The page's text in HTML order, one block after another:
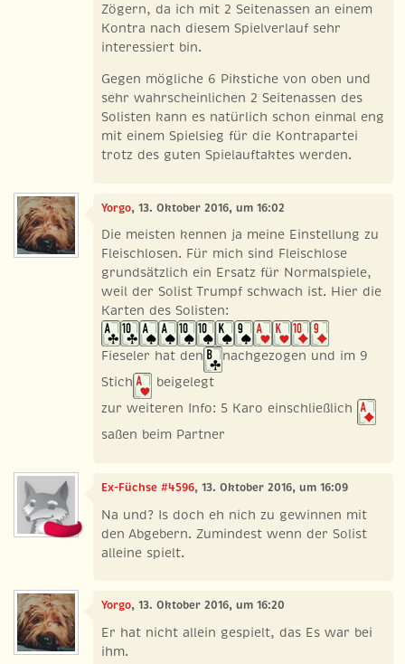
Zögern, da ich mit 2 Seitenassen an einem
Kontra nach diesem Spielverlauf sehr
interessiert bin.
Gegen mögliche 6 Pikstiche von oben und
sehr wahrscheinlichen 2 Seitenassen des
Solisten kann es natürlich schon einmal eng
mit einem Spielsieg für die Kontrapartei
trotz des guten Spielauftaktes werden.
Yorgo, 13. Oktober 2016, um 16:02
Die meisten kennen ja meine Einstellung zu
Fleischlosen. Für mich sind Fleischlose
grundsätzlich ein Ersatz für Normalspiele,
weil der Solist Trumpf schwach ist. Hier die
Karten des Solisten:
Fieseler hat den
nachgezogen und im 9
Stich
beigelegt
zur weiteren Info: 5 Karo einschließlich
saßen beim Partner
Ex-Füchse #4596, 13. Oktober 2016, um 16:09
Na und? Is doch eh nich zu gewinnen mit
den Abgebern. Zumindest wenn der Solist
alleine spielt.
Yorgo, 13. Oktober 2016, um 16:20
Er hat nicht allein gespielt, das Es war bei
ihm.